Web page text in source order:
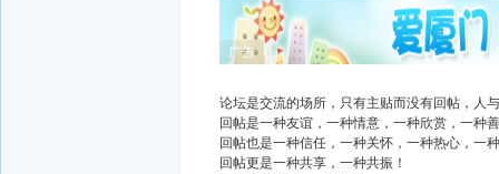
广告
论坛是交流的场所，只有主贴而没有回帖，人
回帖是一种友谊，一种情意，一种欣赏，一种
回帖也是一种信任，一种关怀，一种热心，一
回帖更是一种共享，一种共振！